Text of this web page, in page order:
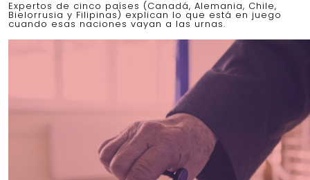
Expertos de cinco países (Canadá, Alemania, Chile,
Bielorrusia y Filipinas) explican lo que está en juego
cuando esas naciones vayan a las urnas.